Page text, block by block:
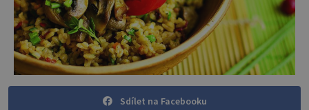
Sdílet na Facebooku